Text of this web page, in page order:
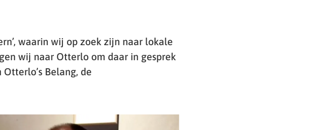
waarin wij op zoek zijn naar lokale
wij naar Otterlo om daar in gesprek
Belang, de